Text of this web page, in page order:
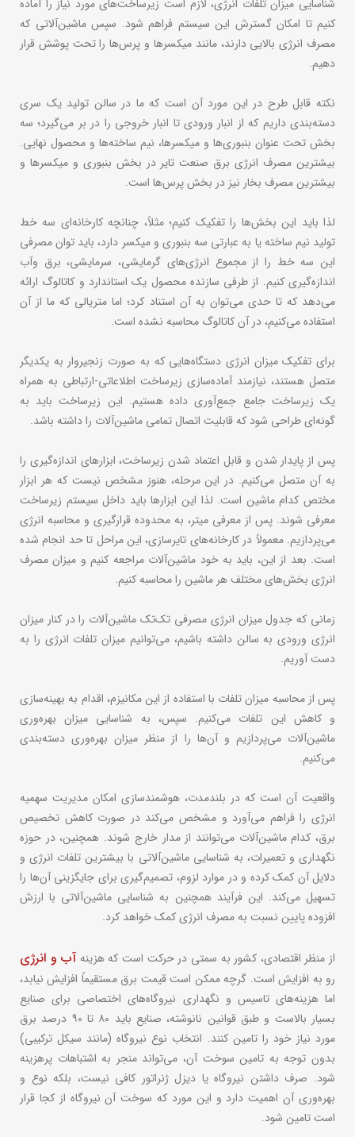
شناسایی میزان تلفات انرژی، لازم است زیرساخت‌های مورد نیاز را آماده
کنیم تا امکان گسترش این سیستم فراهم شود. سپس ماشین‌آلاتی که
مصرف انرژی بالایی دارند، مانند میکسرها و پرس‌ها را تحت پوشش قرار
‌دهیم.
نکته قابل طرح در این مورد آن است که ما در سالن تولید یک سری
دسته‌بندی داریم که از انبار ورودی تا انبار خروجی را در بر می‌گیرد؛ سه
بخش تحت عنوان بنبوری‌ها و میکسرها، نیم ‌ساخته‌ها و محصول نهایی.
بیشترین مصرف انرژی برق صنعت تایر در بخش بنبوری و میکسرها و
بیشترین مصرف بخار نیز در بخش پرس‌ها است.
لذا باید این بخش‌ها را تفکیک کنیم؛ مثلاً، چنانچه کارخانه‌ای سه خط
تولید نیم ‌ساخته یا به عبارتی سه بنبوری و میکسر دارد، باید توان مصرفی
این سه خط را از مجموع انرژی‌های گرمایشی، سرمایشی، برق وآب
اندازه‌گیری کنیم. از طرفی سازنده محصول یک استاندارد و کاتالوگ ارائه
می‌دهد که تا حدی می‌توان به آن استناد کرد؛ اما متریالی که ما از آن
استفاده می‌کنیم، در آن کاتالوگ محاسبه نشده است.
برای تفکیک میزان انرژی دستگاه‌هایی که به صورت زنجیروار به یکدیگر
متصل هستند، نیازمند آماده‌سازی زیرساخت اطلاعاتی-ارتباطی به همراه
یک زیرساخت جامع جمع‌آوری داده هستیم. این زیرساخت باید به
گونه‌ای طراحی شود که قابلیت اتصال تمامی ماشین‌آلات را داشته باشد.
پس از پایدار شدن و قابل اعتماد شدن زیرساخت، ابزارهای اندازه‌گیری را
به آن متصل می‌کنیم. در این مرحله، هنوز مشخص نیست که هر ابزار
مختص کدام ماشین است. لذا این ابزارها باید داخل سیستم زیرساخت
معرفی شوند. پس از معرفی میتر، به محدوده قرارگیری و محاسبه انرژی
می‌پردازیم. معمولاً در کارخانه‌های تایرسازی، این مراحل تا حد انجام شده
است. بعد از این، باید به خود ماشین‌آلات مراجعه کنیم و میزان مصرف
انرژی بخش‌های مختلف هر ماشین را محاسبه کنیم.
زمانی که جدول میزان انرژی مصرفی تک‌تک ماشین‌آلات را در کنار میزان
انرژی ورودی به سالن داشته باشیم، می‌توانیم میزان تلفات انرژی را به
دست آوریم.
پس از محاسبه میزان تلفات با استفاده از این مکانیزم، اقدام به بهینه‌سازی
و کاهش این تلفات می‌کنیم. سپس، به شناسایی میزان بهره‌وری
ماشین‌آلات می‌پردازیم و آن‌ها را از منظر میزان بهره‌وری دسته‌بندی
می‌کنیم.
واقعیت آن است که در بلندمدت، هوشمندسازی امکان مدیریت سهمیه
انرژی را فراهم می‌آورد و مشخص می‌کند در صورت کاهش تخصیص
برق، کدام ماشین‌آلات می‌توانند از مدار خارج شوند. همچنین، در حوزه
نگهداری و تعمیرات، به شناسایی ماشین‌آلاتی با بیشترین تلفات انرژی و
دلایل آن کمک کرده و در موارد لزوم، تصمیم‌گیری برای جایگزینی آن‌ها را
تسهیل می‌کند. این فرآیند همچنین به شناسایی ماشین‌آلاتی با ارزش
افزوده پایین نسبت به مصرف انرژی کمک خواهد کرد.
از منظر اقتصادی، کشور به سمتی در حرکت است که هزینه آب و انرژی
رو به افزایش است. گرچه ممکن است قیمت برق مستقیماً افزایش نیابد،
اما هزینه‌های تاسیس و نگهداری نیروگاه‌های اختصاصی برای صنایع
بسیار بالاست و طبق قوانین نانوشته، صنایع باید ۸۰ تا ۹۰ درصد برق
مورد نیاز خود را تامین کنند. انتخاب نوع نیروگاه (مانند سیکل ترکیبی)
بدون توجه به تامین سوخت آن، می‌تواند منجر به اشتباهات پرهزینه
شود. صرف داشتن نیروگاه یا دیزل ژنراتور کافی نیست، بلکه نوع و
بهره‌وری آن اهمیت دارد و این مورد که سوخت آن نیروگاه از کجا قرار
است تامین شود.